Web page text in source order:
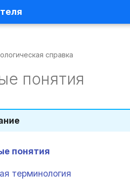
справка
понятия
понятия
терминология